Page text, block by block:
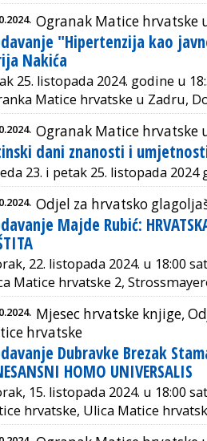
Ogranak Matice hrvatske
"Hipertenzija kao
Nakića
25. listopada 2024. godine u
Matice hrvatske u Zadru,
Ogranak Matice hrvatske
dani znanosti i
23. i petak 25. listopada
Odjel za hrvatsko
Majde Rubić:
22. listopada 2024. u 18:00
Matice hrvatske 2,
Mjesec hrvatske knjige,
hrvatske
Dubravke Brezak
HOMO UNIVERSALIS
15. listopada 2024. u 18:00
hrvatske, Ulica Matice